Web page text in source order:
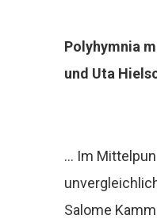
Polyhymnia
und Uta
... Im
Salome